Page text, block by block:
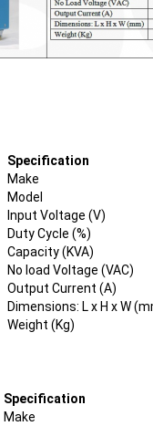
Specification
Make
Model
Input Voltage (V)
Duty Cycle (%)
Capacity (KVA)
No load Voltage (VAC)
Output Current (A)
Dimensions: L x H x W
Weight (Kg)
Specification
Make